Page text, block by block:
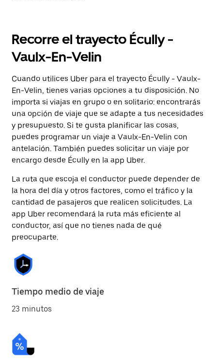
Recorre el trayecto Écully -
Vaulx-En-Velin
Cuando utilices Uber para el trayecto Écully - Vaulx-
En-Velin, tienes varias opciones a tu disposición. No
importa si viajas en grupo o en solitario: encontrarás
una opción de viaje que se adapte a tus necesidades
y presupuesto. Si te gusta planificar las cosas,
puedes programar un viaje a Vaulx-En-Velin con
antelación. También puedes solicitar un viaje por
encargo desde Écully en la app Uber.
La ruta que escoja el conductor puede depender de
la hora del día y otros factores, como el tráfico y la
cantidad de pasajeros que realicen solicitudes. La
app Uber recomendará la ruta más eficiente al
conductor, así que no tienes nada de qué
preocuparte.
Tiempo medio de viaje
23 minutos